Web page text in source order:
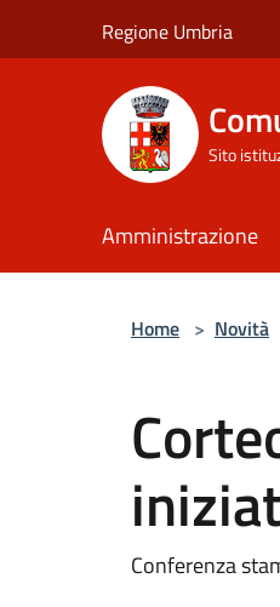
Regione Umbria
Sito
Amministrazione
Home > Novità
Conferenza